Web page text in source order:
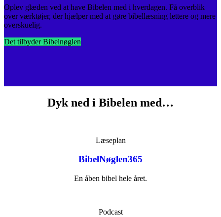
Oplev glæden ved at have Bibelen med i hverdagen. Få overblik
over værktøjer, der hjælper med at gøre bibellæsning lettere og mere
overskuelig.
Det tilbyder Bibelnøglen
Dyk ned i Bibelen med…
Læseplan
BibelNøglen365
En åben bibel hele året.
Podcast